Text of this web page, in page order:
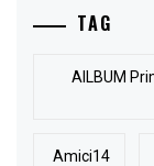
TAG
AlLBUM
Amici14